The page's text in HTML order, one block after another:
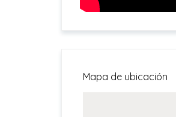
Mapa de ubicación